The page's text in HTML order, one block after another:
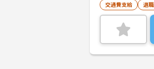
交通費支給
退